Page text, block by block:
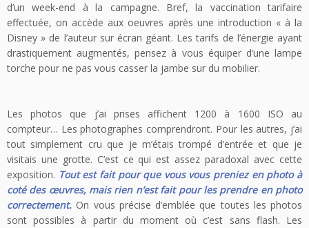
d’un week-end à la campagne. Bref, la vaccination tarifaire
effectuée, on accède aux oeuvres après une introduction « à la
Disney » de l’auteur sur écran géant. Les tarifs de l’énergie ayant
drastiquement augmentés, pensez à vous équiper d’une lampe
torche pour ne pas vous casser la jambe sur du mobilier.
Les photos que j’ai prises affichent 1200 à 1600 ISO au
compteur… Les photographes comprendront. Pour les autres, j’ai
tout simplement cru que je m’étais trompé d’entrée et que je
visitais une grotte. C’est ce qui est assez paradoxal avec cette
exposition. Tout est fait pour que vous vous preniez en photo à
coté des œuvres, mais rien n’est fait pour les prendre en photo
correctement. On vous précise d’emblée que toutes les photos
sont possibles à partir du moment où c’est sans flash. Les